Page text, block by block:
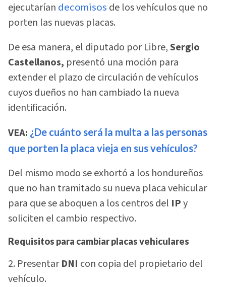
ejecutarían decomisos de los vehículos que no
porten las nuevas placas.
De esa manera, el diputado por Libre,Sergio
Castellanos, presentó una moción para
extender el plazo de circulación de vehículos
cuyos dueños no han cambiado la nueva
identificación.
VEA: ¿De cuánto será la multa a las personas
que porten la placa vieja en sus vehículos?
Del mismo modo se exhortó a los hondureños
que no han tramitado su nueva placa vehicular
para que se aboquen a los centros del IPy
soliciten el cambio respectivo.
Requisitos para cambiar placas vehiculares
2. PresentarDNI con copia del propietario del
vehículo.